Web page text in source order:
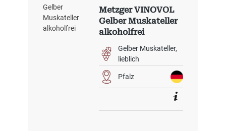
Metzger VINOVOL
Gelber Muskateller
alkoholfrei
Gelber Muskateller
lieblich
Pfalz